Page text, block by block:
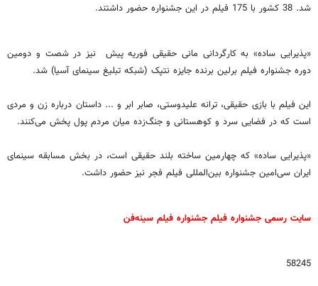
شد. 38 کشور با 175 فیلم در این جشنواره حضور داشتند.
«پذیرایی ساده» به کارگردانی مانی حقیقی فوریه پیش نیز در شصت و دومین
دوره جشنواره فیلم برلین برنده جایزه نتپک (شبکه تبلیغ سینمای آسیا) شد.
این فیلم با بازی حقیقی، ترانه علیدوستی، صابر ابر و ... داستان درباره زن و مردی
است که در فضایی سرد و کوهستانی و جنگ‌زده میان مردم پول پخش می‌کنند.
«پذیرایی ساده» که چهارمین ساخته بلند حقیقی است، در بخش مسابقه سینمای
ایران سی‌امین جشنواره بین‌المللی فیلم فجر نیز حضور داشت.
سایت رسمی جشنواره فیلم جشنواره فیلم سینه‌فن
58245